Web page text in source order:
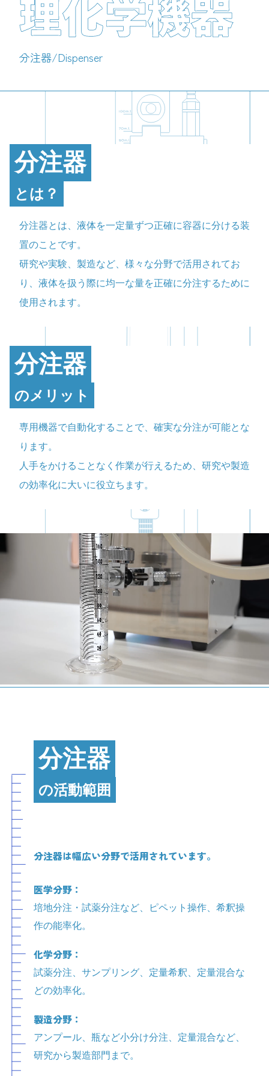
分注器/Dispenser
分注器
とは？
分注器とは、液体を一定量ずつ正確に容器に分ける装
置のことです。
研究や実験、製造など、様々な分野で活用されてお
り、液体を扱う際に均一な量を正確に分注するために
使用されます。
分注器
のメリット
専用機器で自動化することで、確実な分注が可能とな
ります。
人手をかけることなく作業が行えるため、研究や製造
の効率化に大いに役立ちます。
分注器
の活動範囲
分注器は幅広い分野で活用されています。
医学分野：
培地分注・試薬分注など、ピペット操作、希釈操
作の能率化。
化学分野：
試薬分注、サンプリング、定量希釈、定量混合な
どの効率化。
製造分野：
アンプール、瓶など小分け分注、定量混合など、
研究から製造部門まで。